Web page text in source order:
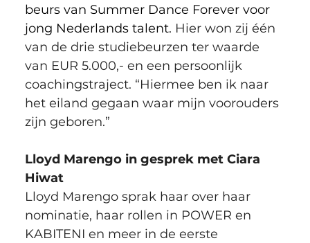
beurs van Summer Dance Forever voor
jong Nederlands talent. Hier won zij één
van de drie studiebeurzen ter waarde
van EUR 5.000,- en een persoonlijk
coachingstraject. “Hiermee ben ik naar
het eiland gegaan waar mijn voorouders
zijn geboren.”
Lloyd Marengo in gesprek met Ciara
Hiwat
Lloyd Marengo sprak haar over haar
nominatie, haar rollen in POWER en
KABITENI en meer in de eerste